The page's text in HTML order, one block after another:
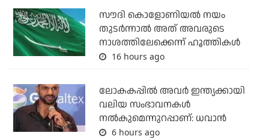
സൗദി കൊളോണിയല്‍ നയം
തുടര്‍ന്നാല്‍ അത് അവരുടെ
നാശത്തിലേക്കെന്ന് ഹൂത്തികള്‍
16 hours ago
ലോകകപ്പിൽ അവര്‍ ഇന്ത്യക്കായി
വലിയ സംഭാവനകള്‍
നല്‍കുമെന്നുറപ്പാണ്: ധവാന്‍
6 hours ago